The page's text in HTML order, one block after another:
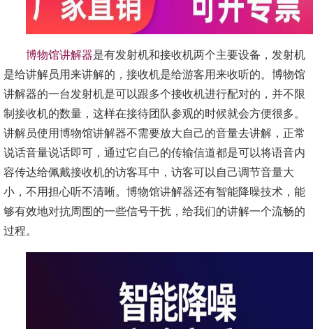
博物馆讲解器是有发射机和接收机两个主要设备，发射机
是给讲解员用来讲解的，接收机是给游客用来收听的。博物馆
讲解器的一台发射机是可以跟多个接收机进行配对的，并不限
制接收机的数量，这样在接待团队参观的时候就会方便很多。
讲解员使用博物馆讲解器不需要放大自己的音量去讲解，正常
说话音量说话即可，通过它自己的传输信道都是可以将语音内
容传达给佩戴接收机的访客耳中，访客可以自己调节音量大
小，不用担心听不清晰。博物馆讲解器还有智能降噪技术，能
够有效地对抗周围的一些信号干扰，给我们的讲解一个流畅的
过程。